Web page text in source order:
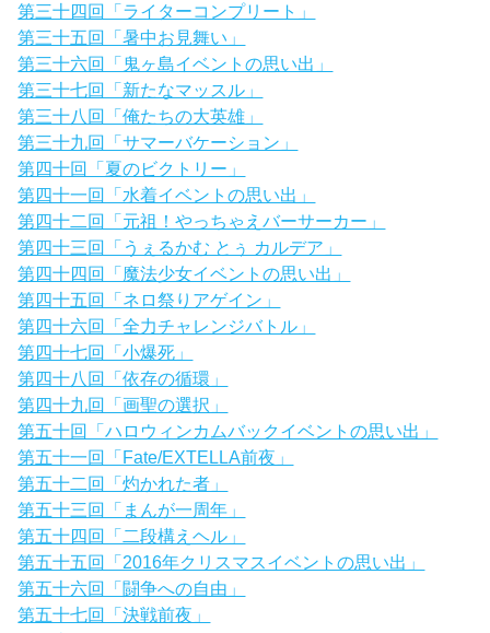
第三十四回「ライターコンプリート」
第三十五回「暑中お見舞い」
第三十六回「鬼ヶ島イベントの思い出」
第三十七回「新たなマッスル」
第三十八回「俺たちの大英雄」
第三十九回「サマーバケーション」
第四十回「夏のビクトリー」
第四十一回「水着イベントの思い出」
第四十二回「元祖！やっちゃえバーサーカー」
第四十三回「うぇるかむ とぅ カルデア」
第四十四回「魔法少女イベントの思い出」
第四十五回「ネロ祭りアゲイン」
第四十六回「全力チャレンジバトル」
第四十七回「小爆死」
第四十八回「依存の循環」
第四十九回「画聖の選択」
第五十回「ハロウィンカムバックイベントの思い出」
第五十一回「Fate/EXTELLA前夜」
第五十二回「灼かれた者」
第五十三回「まんが一周年」
第五十四回「二段構えヘル」
第五十五回「2016年クリスマスイベントの思い出」
第五十六回「闘争への自由」
第五十七回「決戦前夜」